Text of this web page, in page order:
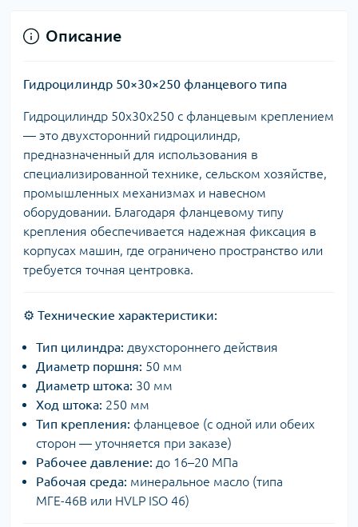
Описание
Гидроцилиндр 50×30×250 фланцевого типа
Гидроцилиндр 50х30х250 с фланцевым креплением
— это двухсторонний гидроцилиндр,
предназначенный для использования в
специализированной технике, сельском хозяйстве,
промышленных механизмах и навесном
оборудовании. Благодаря фланцевому типу
крепления обеспечивается надежная фиксация в
корпусах машин, где ограничено пространство или
требуется точная центровка.
⚙️ Технические характеристики:
Тип цилиндра: двухстороннего действия
Диаметр поршня: 50 мм
Диаметр штока: 30 мм
Ход штока: 250 мм
Тип крепления: фланцевое (с одной или обеих
сторон — уточняется при заказе)
Рабочее давление: до 16–20 МПа
Рабочая среда: минеральное масло (типа
МГЕ-46В или HVLP ISO 46)